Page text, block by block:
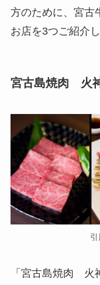
方のために、宮古
お店を3つご紹介し
宮古島焼肉 火
引
「宮古島焼肉 火